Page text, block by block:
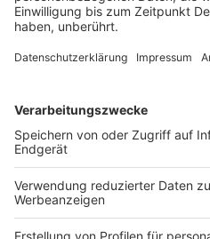
DEINE GEMERKTEN
Du hast dir noch keine
Markiere sie hierfür mit